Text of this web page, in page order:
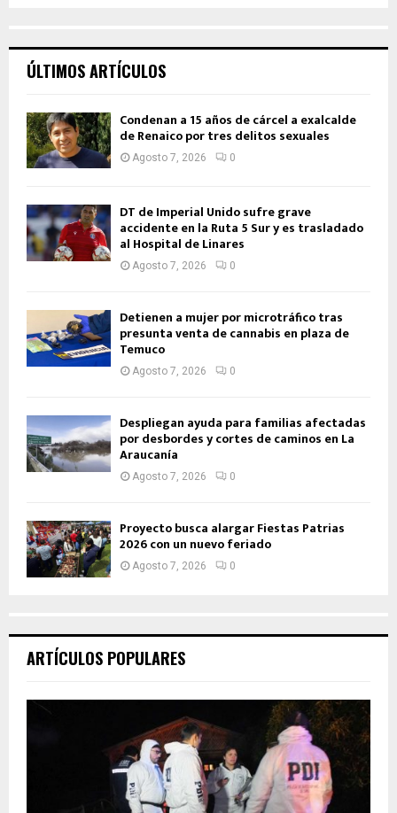
ÚLTIMOS ARTÍCULOS
Condenan a 15 años de cárcel a exalcalde
de Renaico por tres delitos sexuales
Agosto 7, 2026 0
DT de Imperial Unido sufre grave
accidente en la Ruta 5 Sur y es trasladado
al Hospital de Linares
Agosto 7, 2026 0
Detienen a mujer por microtráfico tras
presunta venta de cannabis en plaza de
Temuco
Agosto 7, 2026 0
Despliegan ayuda para familias afectadas
por desbordes y cortes de caminos en La
Araucanía
Agosto 7, 2026 0
Proyecto busca alargar Fiestas Patrias
2026 con un nuevo feriado
Agosto 7, 2026 0
ARTÍCULOS POPULARES